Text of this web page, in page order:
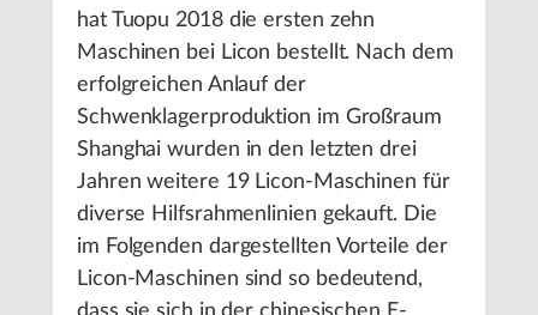
hat Tuopu 2018 die ersten zehn
Maschinen bei Licon bestellt. Nach dem
erfolgreichen Anlauf der
Schwenklagerproduktion im Großraum
Shanghai wurden in den letzten drei
Jahren weitere 19 Licon-Maschinen für
diverse Hilfsrahmenlinien gekauft. Die
im Folgenden dargestellten Vorteile der
Licon-Maschinen sind so bedeutend,